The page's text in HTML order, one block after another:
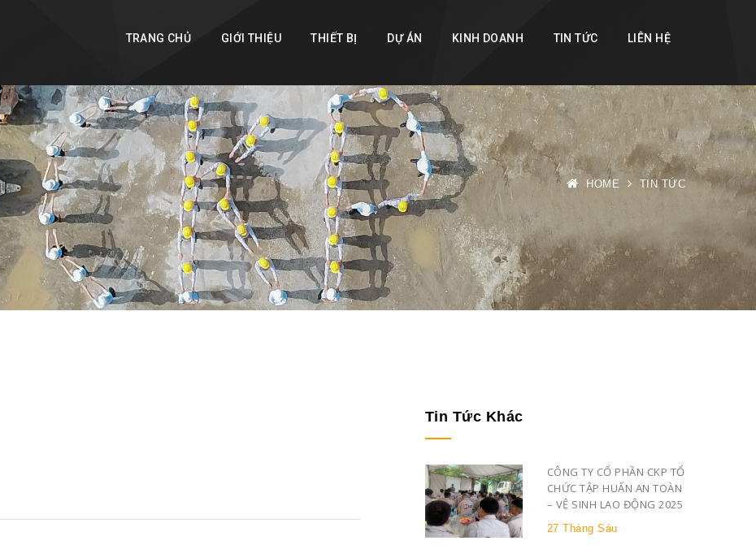
TRANG CHỦ GIỚI THIỆU THIẾT BỊ DỰ ÁN KINH DOANH TIN TỨC LIÊN HỆ
HOME TIN TỨC
Tin Tức Khác
CÔNG TY CỔ PHẦN CKP TỔ
CHỨC TẬP HUẤN AN TOÀN
– VỆ SINH LAO ĐỘNG 2025
27 Tháng Sáu